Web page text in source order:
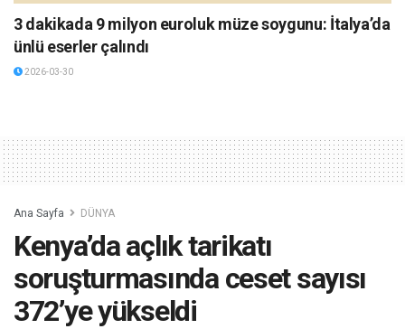
3 dakikada 9 milyon euroluk müze soygunu: İtalya’da
ünlü eserler çalındı
2026-03-30
Ana Sayfa DÜNYA
Kenya’da açlık tarikatı
soruşturmasında ceset sayısı
372’ye yükseldi